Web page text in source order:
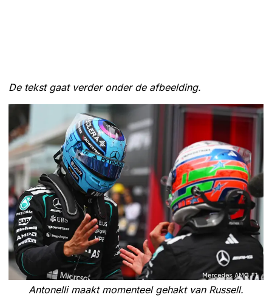
De tekst gaat verder onder de afbeelding.
Antonelli maakt momenteel gehakt van Russell.